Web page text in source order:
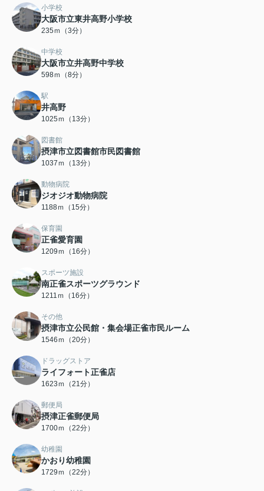
小学校
大阪市立東井高野小学校
235ｍ（3分）
中学校
大阪市立井高野中学校
598ｍ（8分）
駅
井高野
1025ｍ（13分）
図書館
摂津市立図書館市民図書館
1037ｍ（13分）
動物病院
ジオジオ動物病院
1188ｍ（15分）
保育園
正雀愛育園
1209ｍ（16分）
スポーツ施設
南正雀スポーツグラウンド
1211ｍ（16分）
その他
摂津市立公民館・集会場正雀市民ルーム
1546ｍ（20分）
ドラッグストア
ライフォート正雀店
1623ｍ（21分）
郵便局
摂津正雀郵便局
1700ｍ（22分）
幼稚園
かおり幼稚園
1729ｍ（22分）